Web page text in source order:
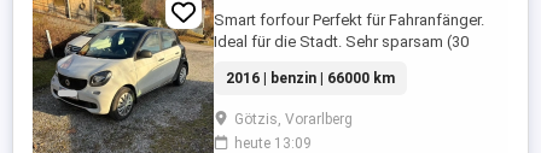
Smart forfour Perfekt für Fahranfänger.
Ideal für die Stadt. Sehr sparsam (30
leicht zu parken. Ziemlich gut
ausgestattet. Sauber gepflegt. Preis vhb
Jeder zeit erreichbar
2016 | benzin | 66000 km
Götzis, Vorarlberg
heute 13:09